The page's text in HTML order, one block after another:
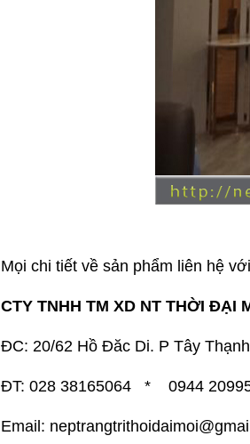
Mọi chi tiết về sản phẩm liên hệ
CTY TNHH TM XD NT THỜI ĐẠI
ĐC: 20/62 Hồ Đăc Di. P Tây
ĐT: 028 38165064 * 0944
Email: